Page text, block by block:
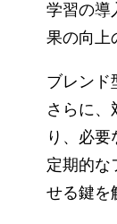
学習の導
果の向上
ブレンド
さらに、
り、必
定期的な
せる鍵を